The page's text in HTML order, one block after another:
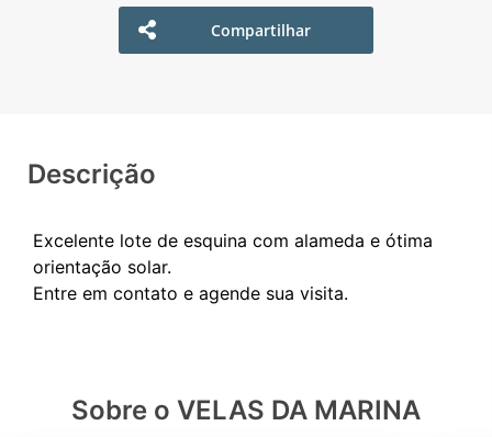
Compartilhar
Descrição
Excelente lote de esquina com alameda e ótima
orientação solar.
Sobre o VELAS DA MARINA